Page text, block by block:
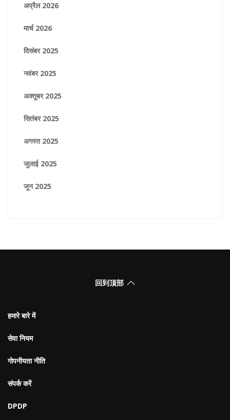
अप्रैल 2026
मार्च 2026
दिसंबर 2025
नवंबर 2025
अक्तूबर 2025
सितंबर 2025
अगस्त 2025
जुलाई 2025
जून 2025
回到顶部
हमारे बारे में
सेवा नियम
गोपनीयता नीति
संपर्क करें
DPDP